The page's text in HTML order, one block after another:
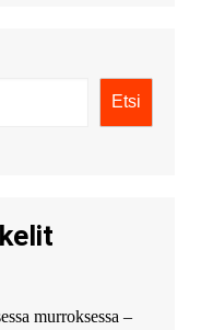
Etsi
murroksessa –